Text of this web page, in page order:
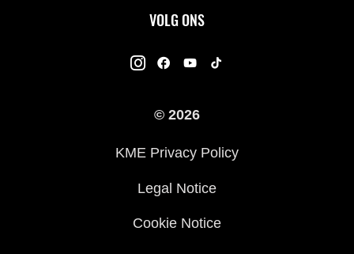
VOLG ONS
Kawasaki Road Assistance
Kawasaki Insurance
© 2026
KME Privacy Policy
Legal Notice
Cookie Notice